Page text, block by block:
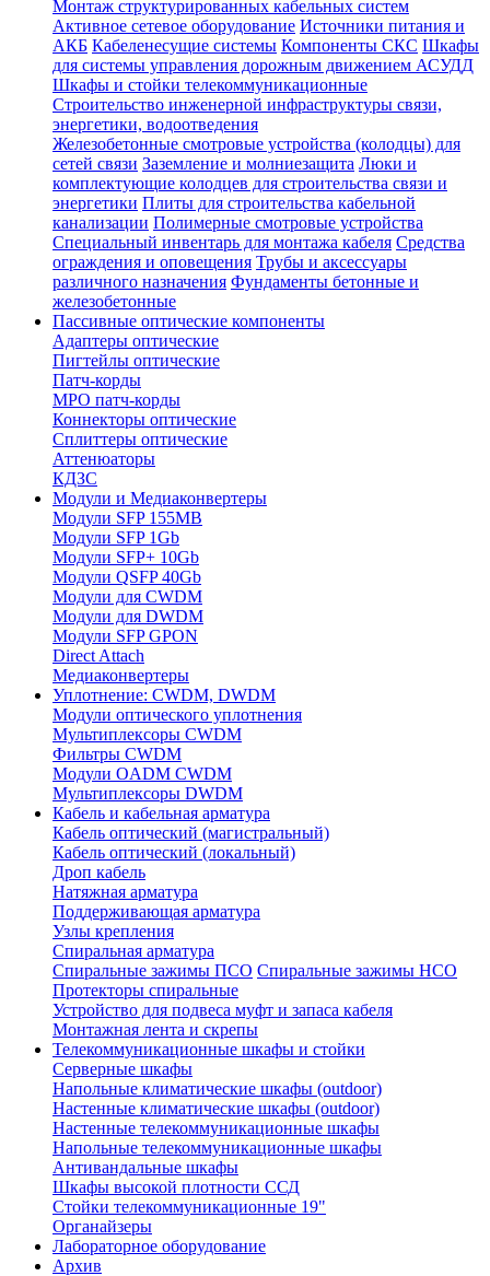
Монтаж структурированных кабельных систем
Активное сетевое оборудование Источники питания и
АКБ Кабеленесущие системы Компоненты СКС Шкафы
для системы управления дорожным движением АСУДД
Шкафы и стойки телекоммуникационные
Строительство инженерной инфраструктуры связи,
энергетики, водоотведения
Железобетонные смотровые устройства (колодцы) для
сетей связи Заземление и молниезащита Люки и
комплектующие колодцев для строительства связи и
энергетики Плиты для строительства кабельной
канализации Полимерные смотровые устройства
Специальный инвентарь для монтажа кабеля Средства
ограждения и оповещения Трубы и аксессуары
различного назначения Фундаменты бетонные и
железобетонные
Пассивные оптические компоненты
Адаптеры оптические
Пигтейлы оптические
Патч-корды
MPO патч-корды
Коннекторы оптические
Сплиттеры оптические
Аттенюаторы
КДЗС
Модули и Медиаконвертеры
Модули SFP 155MB
Модули SFP 1Gb
Модули SFP+ 10Gb
Модули QSFP 40Gb
Модули для CWDM
Модули для DWDM
Модули SFP GPON
Direct Attach
Медиаконвертеры
Уплотнение: CWDM, DWDM
Модули оптического уплотнения
Мультиплексоры CWDM
Фильтры CWDM
Модули OADM CWDM
Мультиплексоры DWDM
Кабель и кабельная арматура
Кабель оптический (магистральный)
Кабель оптический (локальный)
Дроп кабель
Натяжная арматура
Поддерживающая арматура
Узлы крепления
Спиральная арматура
Спиральные зажимы ПСО Спиральные зажимы НСО
Протекторы спиральные
Устройство для подвеса муфт и запаса кабеля
Монтажная лента и скрепы
Телекоммуникационные шкафы и стойки
Серверные шкафы
Напольные климатические шкафы (outdoor)
Настенные климатические шкафы (outdoor)
Настенные телекоммуникационные шкафы
Напольные телекоммуникационные шкафы
Антивандальные шкафы
Шкафы высокой плотности ССД
Стойки телекоммуникационные 19"
Органайзеры
Лабораторное оборудование
Архив